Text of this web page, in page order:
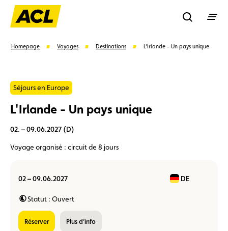
Rechercher
Suggestions
Homepage Voyages Destinations L'Irlande - Un pays unique
Séjours en Europe
L'Irlande - Un pays unique
02. – 09.06.2027 (D)
Voyage organisé : circuit de 8 jours
02 – 09.06.2027 DE
Statut : Ouvert
réserver Plus d’info